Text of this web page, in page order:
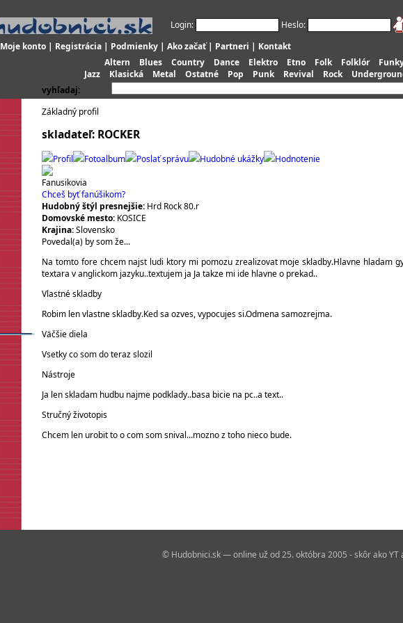
Login:
Heslo:
Moje konto | Registrácia | Podmienky | Ako začať| Partneri | Kontakt
Altern
Blues Country Dance Elektro Etno Folk Folklór
Jazz
Klasická Metal Ostatné Pop Punk Revival Rock
vyhľadaj:
Základný profil
skladateľ: ROCKER
Profil Fotoalbum Poslať správu Hudobné ukážky
Hodnotenie
Fanusikovia
Chceš byť fanúšikom?
Hudobný štýl presnejšie: Hrd Rock 80.r
Domovské mesto: KOSICE
Krajina:Slovensko
Povedal(a) by som že...
Na tomto fore chcem najst ludi ktory mi pomozu zrealizovat moje skladby.Hlavne hladam
textara v anglickom jazyku..textujem ja Ja takze mi ide hlavne o prekad..
Vlastné skladby
Robim len vlastne skladby.Ked sa ozves, vypocujes si.Odmena samozrejma.
Väčšie diela
Vsetky co som do teraz slozil
Nástroje
Ja len skladam hudbu najme podklady..basa bicie na pc..a text..
Stručný životopis
Chcem len urobit to o com som snival...mozno z toho nieco bude.
© Hudobnici.sk — online už od 25. októbra 2005 - skôr ako YT